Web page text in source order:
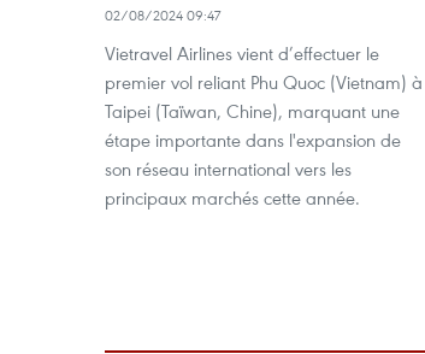
02/08/2024 09:47
Vietravel Airlines vient d’effectuer le
premier vol reliant Phu Quoc (Vietnam) à
Taipei (Taïwan, Chine), marquant une
étape importante dans l'expansion de
son réseau international vers les
principaux marchés cette année.